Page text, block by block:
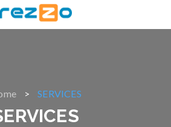
SERVICES